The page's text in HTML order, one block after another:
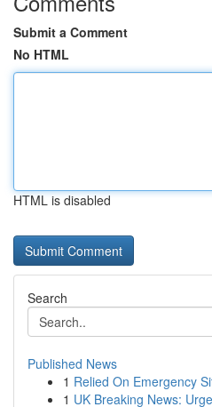
Submit a Comment
No HTML
HTML is disabled
Search
Published News
1 Relied On Emergency
1 UK Breaking News: